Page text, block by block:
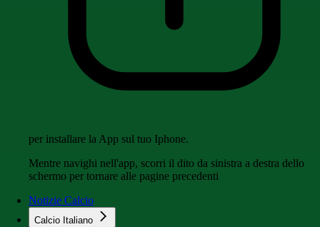
per installare la App sul tuo Iphone.
Mentre navighi nell'app, scorri il dito da sinistra a destra dello
schermo per tornare alle pagine precedenti
Notizie Calcio
Calcio Italiano